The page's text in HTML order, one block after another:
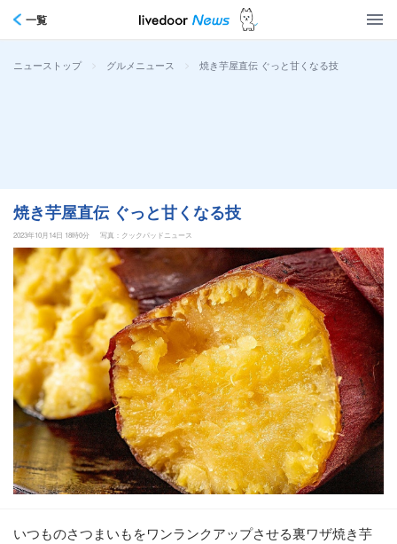
一覧
ニューストップ > グルメニュース > 焼き芋屋直伝 ぐっと甘くなる技
焼き芋屋直伝 ぐっと甘くなる技
2023年10月14日 18時0分 写真：クックパッドニュース
いつものさつまいもをワンランクアップさせる裏ワザ焼き芋